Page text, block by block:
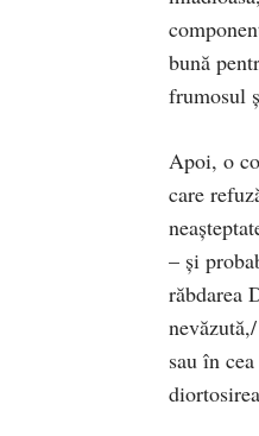
bună
frumosul
Apoi, o
care
– şi
răbdarea
sau în